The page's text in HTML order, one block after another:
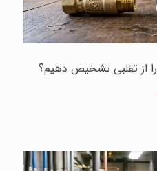
از تقلبی تشخیص دهیم؟